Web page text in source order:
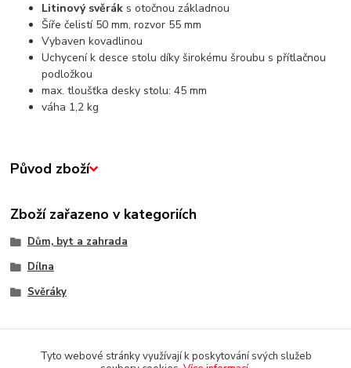
Litinový svěrák s otočnou základnou
Šíře čelistí 50 mm, rozvor 55 mm
Vybaven kovadlinou
Uchycení k desce stolu díky širokému šroubu s přítlačnou
podložkou
max. tloušťka desky stolu: 45 mm
váha 1,2 kg
Původ zboží
Zboží zařazeno v kategoriích
Dům, byt a zahrada
Dílna
Svěráky
Tyto webové stránky využívají k poskytování svých služeb